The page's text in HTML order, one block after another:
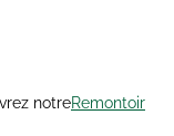
notreRemontoir